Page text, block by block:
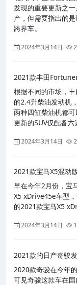
发现的重要更新之
产，但需要指出的
跨界车。
2024年3月14日
2021款丰田
根据不同的市场，
的2.4升柴油发动机
两种四缸柴油机都
更新的SUV仅配备六
2024年3月14日
2021款宝马X5混动
早在今年2月份，宝
X5 xDrive45e车型
的2021款宝马X5
2024年3月14日
2021款的日产奇骏
2020款奇骏在今年
可见奇骏这款车在